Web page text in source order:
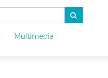
Multimédia